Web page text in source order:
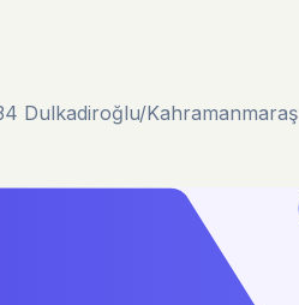
Dulkadiroğlu/Kahramanmaraş